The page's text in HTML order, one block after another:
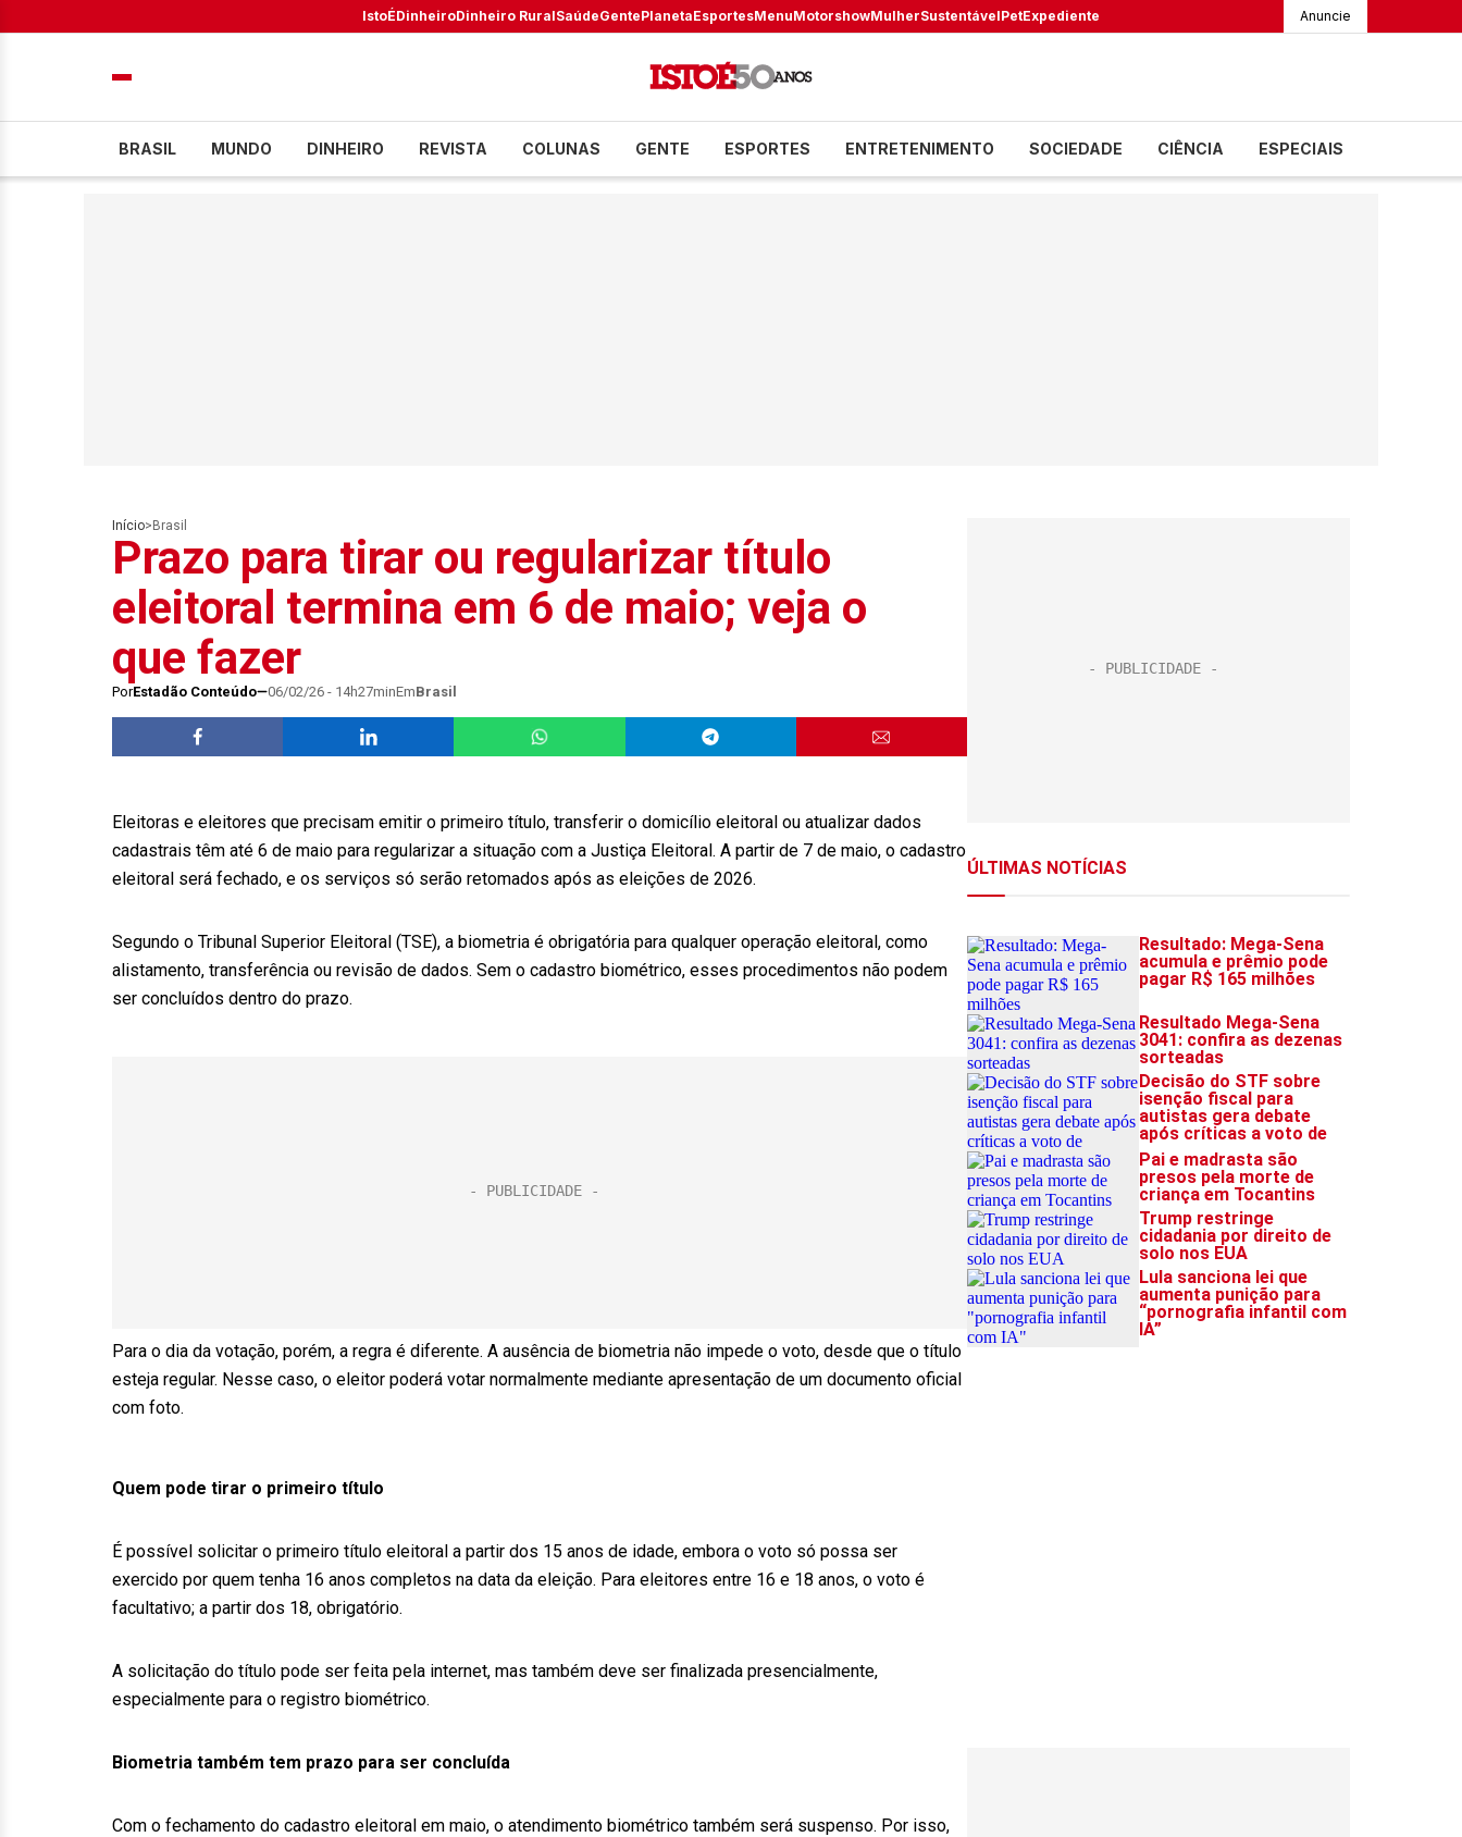
IstoÉDinheiroDinheiro RuralSaúdeGentePlanetaEsportesMenuMotorshowMulherSustentávelPetExpediente Anuncie
BRASIL MUNDO DINHEIRO REVISTA COLUNAS GENTE ESPORTES ENTRETENIMENTO SOCIEDADE CIÊNCIA ESPECIAIS
Início> Brasil
Prazo para tirar ou regularizar título
eleitoral termina em 6 de maio; veja o
que fazer
PorEstadão Conteúdo 06/02/26 - 14h27minEmBrasil
Eleitoras e eleitores que precisam emitir o primeiro título, transferir o domicílio eleitoral ou atualizar dados
cadastrais têm até 6 de maio para regularizar a situação com a Justiça Eleitoral. A partir de 7 de maio, o cadastro
eleitoral será fechado, e os serviços só serão retomados após as eleições de 2026.
Segundo o Tribunal Superior Eleitoral (TSE), a biometria é obrigatória para qualquer operação eleitoral, como
alistamento, transferência ou revisão de dados. Sem o cadastro biométrico, esses procedimentos não podem
ser concluídos dentro do prazo.
Para o dia da votação, porém, a regra é diferente. A ausência de biometria não impede o voto, desde que o título
esteja regular. Nesse caso, o eleitor poderá votar normalmente mediante apresentação de um documento oficial
com foto.
Quem pode tirar o primeiro título
É possível solicitar o primeiro título eleitoral a partir dos 15 anos de idade, embora o voto só possa ser
exercido por quem tenha 16 anos completos na data da eleição. Para eleitores entre 16 e 18 anos, o voto é
facultativo; a partir dos 18, obrigatório.
A solicitação do título pode ser feita pela internet, mas também deve ser finalizada presencialmente,
especialmente para o registro biométrico.
Biometria também tem prazo para ser concluída
Com o fechamento do cadastro eleitoral em maio, o atendimento biométrico também será suspenso. Por isso,